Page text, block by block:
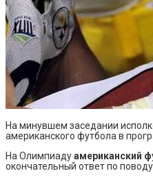
На минувшем заседании
американского футбола в
На Олимпиадуамериканский
окончательный ответ по